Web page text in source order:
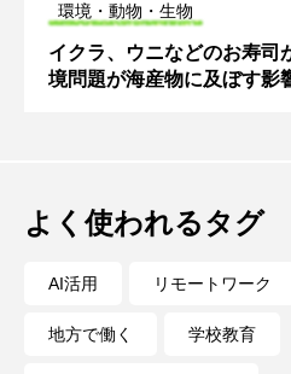
環境・動物・生物
イクラ、ウニなどのお寿司
境問題が海産物に及ぼす影
よく使われるタグ
AI活用 リモートワーク
地方で働く 学校教育